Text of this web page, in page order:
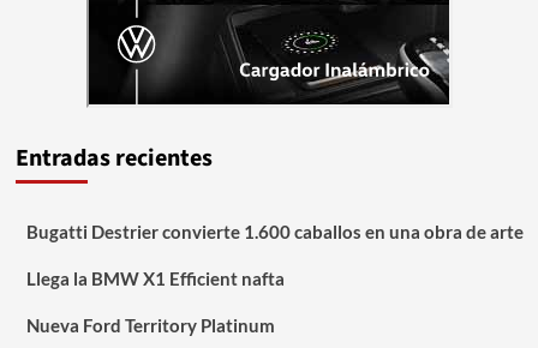
Entradas recientes
Bugatti Destrier convierte 1.600 caballos en una obra de arte
Llega la BMW X1 Efficient nafta
Nueva Ford Territory Platinum